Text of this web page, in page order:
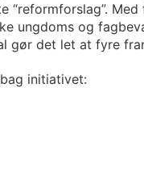
“reformforslag”.
ungdoms og
gør det let at fyre
initiativet: